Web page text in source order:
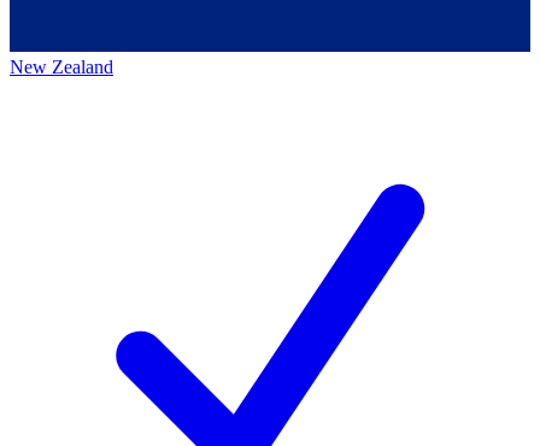
New Zealand